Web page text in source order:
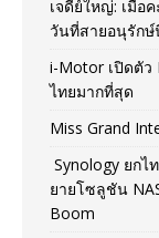
เจดีย์ใหญ่: เมื่อ
วันที่สายอนุรักษ์
i-Motor เปิดตัว
ไทยมากที่สุด
Miss Grand
Synology ยกไ
ยายโซลูชัน
Boom